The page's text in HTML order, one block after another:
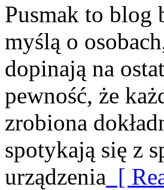
Pusmak to blog
myślą o
dopinają na
pewność, że
zrobiona
spotykają się z
urządzenia [